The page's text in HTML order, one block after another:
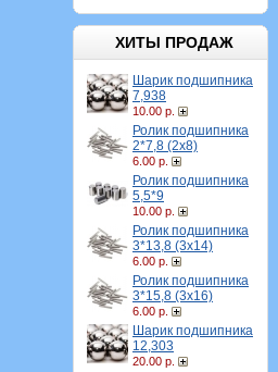
ХИТЫ ПРОДАЖ
Шарик подшипника
7,938
10.00 р.
Ролик подшипника
2*7,8 (2х8)
6.00 р.
Ролик подшипника
5,5*9
10.00 р.
Ролик подшипника
3*13,8 (3х14)
6.00 р.
Ролик подшипника
3*15,8 (3х16)
6.00 р.
Шарик подшипника
12,303
20.00 р.